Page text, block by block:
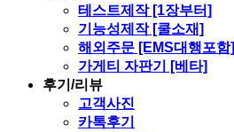
테스트제작 [1장부터]
기능성제작 [쿨소재]
해외주문 [EMS대행포함]
가게티 자판기 [베타]
후기/리뷰
고객사진
카톡후기